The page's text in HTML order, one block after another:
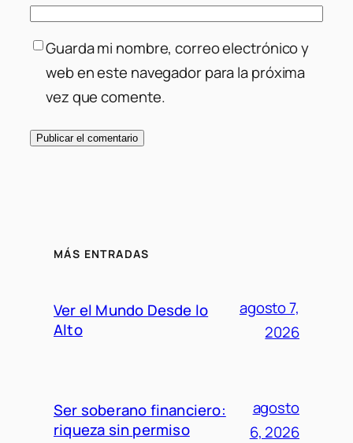
Guarda mi nombre, correo electrónico y
web en este navegador para la próxima
vez que comente.
MÁS ENTRADAS
Ver el Mundo Desde lo
Alto
agosto 7,
2026
Ser soberano financiero:
riqueza sin permiso
agosto
6, 2026